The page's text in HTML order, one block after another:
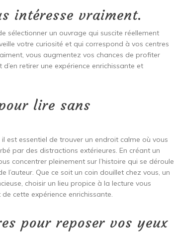
intéresse vraiment.
sélectionner un ouvrage qui suscite réellement
votre curiosité et qui correspond à vos centres
vous augmentez vos chances de profiter
retirer une expérience enrichissante et
lire sans
est essentiel de trouver un endroit calme où vous
par des distractions extérieures. En créant un
concentrer pleinement sur l’histoire qui se déroule
Que ce soit un coin douillet chez vous, un
choisir un lieu propice à la lecture vous
cette expérience enrichissante.
pour reposer vos yeux